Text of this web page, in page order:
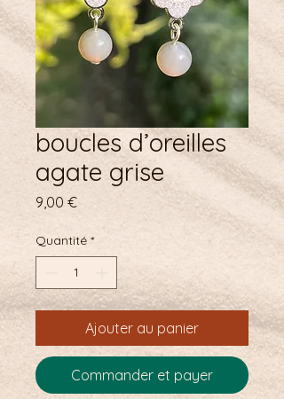
boucles d’oreilles
agate grise
9,00 €Prix
Quantité *
Ajouter au panier
Commander et payer